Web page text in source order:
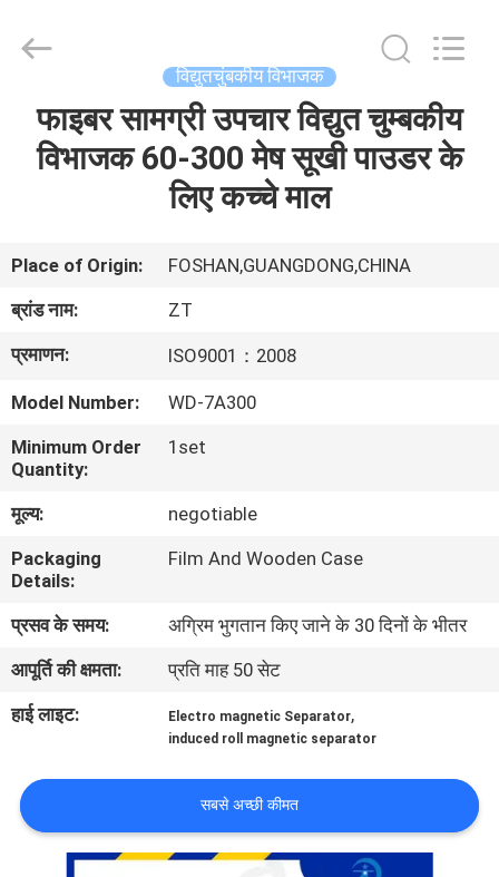
हमारे
बारे
में
कारखाना
भ्रमण
गुणवत्ता
नियंत्रण
संपर्क
करें
और
ज्ञान
विद्युतचुंबकीय विभाजक
फाइबर सामग्री उपचार विद्युत चुम्बकीय
विभाजक 60-300 मेष सूखी पाउडर के
लिए कच्चे माल
Place of Origin:
FOSHAN,GUANGDONG,CHINA
ब्रांड नाम:
ZT
प्रमाणन:
ISO9001：2008
Model Number:
WD-7A300
Minimum Order
Quantity:
1set
मूल्य:
negotiable
Packaging
Details:
Film And Wooden Case
प्रसव के समय:
अग्रिम भुगतान किए जाने के 30 दिनों के भीतर
आपूर्ति की क्षमता:
प्रति माह 50 सेट
हाई लाइट:
Electro magnetic Separator,
induced roll magnetic separator
सबसे अच्छी कीमत